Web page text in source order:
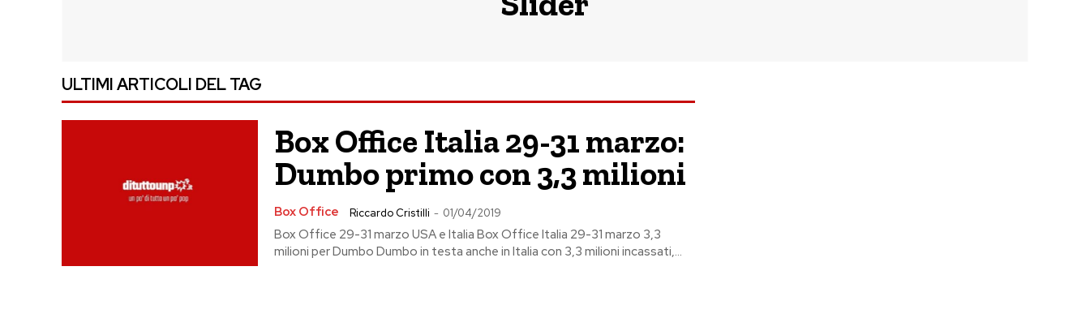
ULTIMI ARTICOLI DEL TAG
Box Office Italia 29-31 marzo:
Dumbo primo con 3,3 milioni
Box Office Riccardo Cristilli - 01/04/2019
Box Office 29-31 marzo USA e Italia Box Office Italia 29-31 marzo 3,3
milioni per Dumbo Dumbo in testa anche in Italia con 3,3 milioni incassati,...